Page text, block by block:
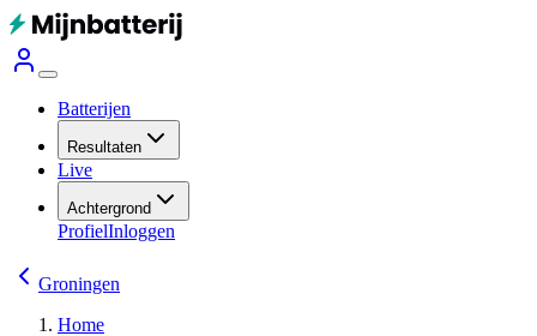
Batterijen
Resultaten
Live
Achtergrond
ProfielInloggen
Groningen
Home